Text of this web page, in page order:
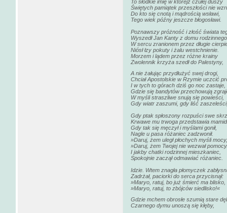
To słodkie imię w którejż czułej duszy
Świętych pamiątek przeszłości nie
Do kto się cnotą i mądrością wsławi,
Tego wiek późny jeszcze błogosławi.
Poznawszy próżność i złość świata
Wyszedł Jan Kanty z domu
W sercu zranionem przez długie
Niósł łzy pokuty i żalu westchnienie.
Morzem i lądem przez różne krainy
Zwolennik krzyża szedł do Palestyny,
A nie żałując przydłużyć swej drogi,
Chciał Apostolskie w Rzymie uczcić
I w tych to górach dziś go noc zastaje,
Gdzie się bandytów przechowują
W myśli straszliwe snują się powieści,
Gdy wiatr zaszumi, gdy liść
Gdy ptak spłoszony rozpuści swe
Krwawe mu trwoga przedstawia
Gdy tak się męczył i myślami gonił,
Nagle u pasa różaniec zadzwonił.
»Daruj, żem uległ płochych myśli mocy,
»Daruj, żem Twojej nie wezwał
I jakby chatki rodzinnej mieszkaniec,
Spokojnie zaczął odmawiać różaniec.
Idzie. Wtem znagła płomyczek
Zadrżał, paciorki do serca przycisnął:
»Maryo, ratuj, bo już śmierć ma blisko,
»Maryo, ratuj, to zbójców siedlisko!«
Gdzie mchem obrosłe szumią stare
Czarnego dymu unoszą się kłęby,